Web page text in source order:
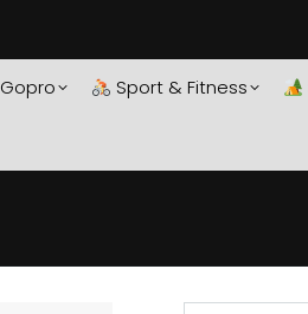
Gopro Sport & Fitness